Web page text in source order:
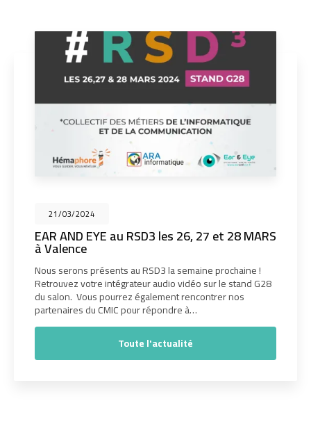
21/03/2024
EAR AND EYE au RSD3 les 26, 27 et 28 MARS
à Valence
Nous serons présents au RSD3 la semaine prochaine !
Retrouvez votre intégrateur audio vidéo sur le stand G28
du salon. Vous pourrez également rencontrer nos
partenaires du CMIC pour répondre à…
Toute l'actualité